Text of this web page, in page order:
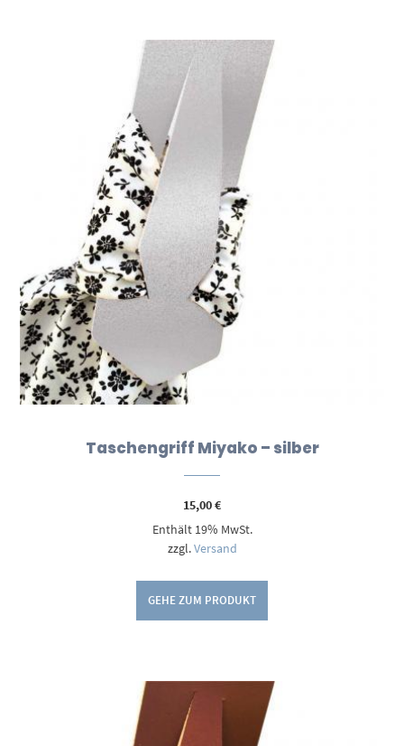
Taschengriff Miyako – silber
15,00€
Enthält 19% MwSt.
zzgl.Versand
GEHE ZUM PRODUKT